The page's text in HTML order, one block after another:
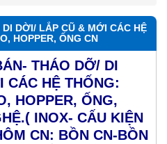
DỜI/ LẮP CŨ & MỚI CÁC HỆ
HOPPER, ỐNG CN
THÁO DỠ/ DI
CÁC HỆ THỐNG:
HOPPER, ỐNG,
INOX- CẤU KIỆN
CN: BỒN CN-BỒN